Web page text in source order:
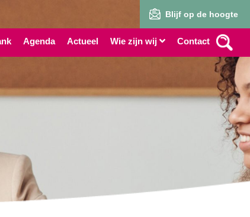
Blijf op de hoogte
Agenda Actueel Wie zijn wij Contact